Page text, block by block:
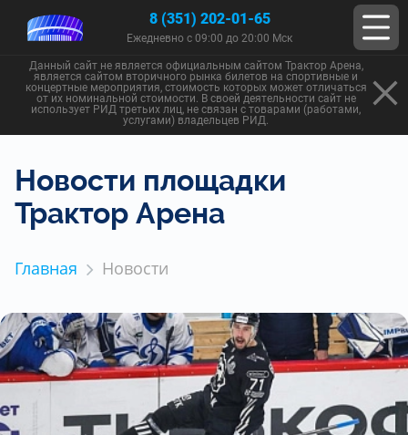
8 (351) 202-01-65
Ежедневно с 09:00 до 20:00 Мск
Данный сайт не является официальным сайтом Трактор Арена,
является сайтом вторичного рынка билетов на спортивные и
концертные мероприятия, стоимость которых может отличаться
от их номинальной стоимости. В своей деятельности сайт не
использует РИД третьих лиц, не связан с товарами (работами,
услугами) владельцев РИД.
Новости площадки
Трактор Арена
Главная Новости